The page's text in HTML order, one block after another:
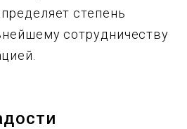
степень
сотрудничеству